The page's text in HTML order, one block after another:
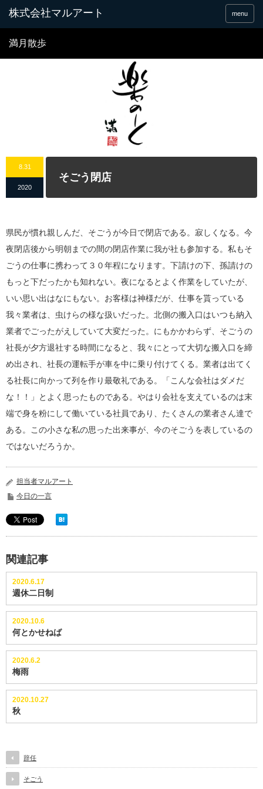
menu
満月散歩
8.31
2020
そごう閉店
県民が慣れ親しんだ、そごうが今日で閉店である。寂しくなる。今
夜閉店後から明朝までの間の閉店作業に我が社も参加する。私もそ
ごうの仕事に携わって３０年程になります。下請けの下、孫請けの
もっと下だったかも知れない。夜になるとよく作業をしていたが、
いい思い出はなにもない。お客様は神様だが、仕事を貰っている
我々業者は、虫けらの様な扱いだった。北側の搬入口はいつも納入
業者でごったがえしていて大変だった。にもかかわらず、そごうの
社長が夕方退社する時間になると、我々にとって大切な搬入口を締
め出され、社長の運転手が車を中に乗り付けてくる。業者は出てく
る社長に向かって列を作り最敬礼である。「こんな会社はダメだ
な！！」とよく思ったものである。やはり会社を支えているのは末
端で身を粉にして働いている社員であり、たくさんの業者さん達で
ある。この小さな私の思った出来事が、今のそごうを表しているの
ではないだろうか。
担当者マルアート
今日の一言
関連記事
2020.6.17
週休二日制
2020.10.6
何とかせねば
2020.6.2
梅雨
2020.10.27
秋
辞任
そごう